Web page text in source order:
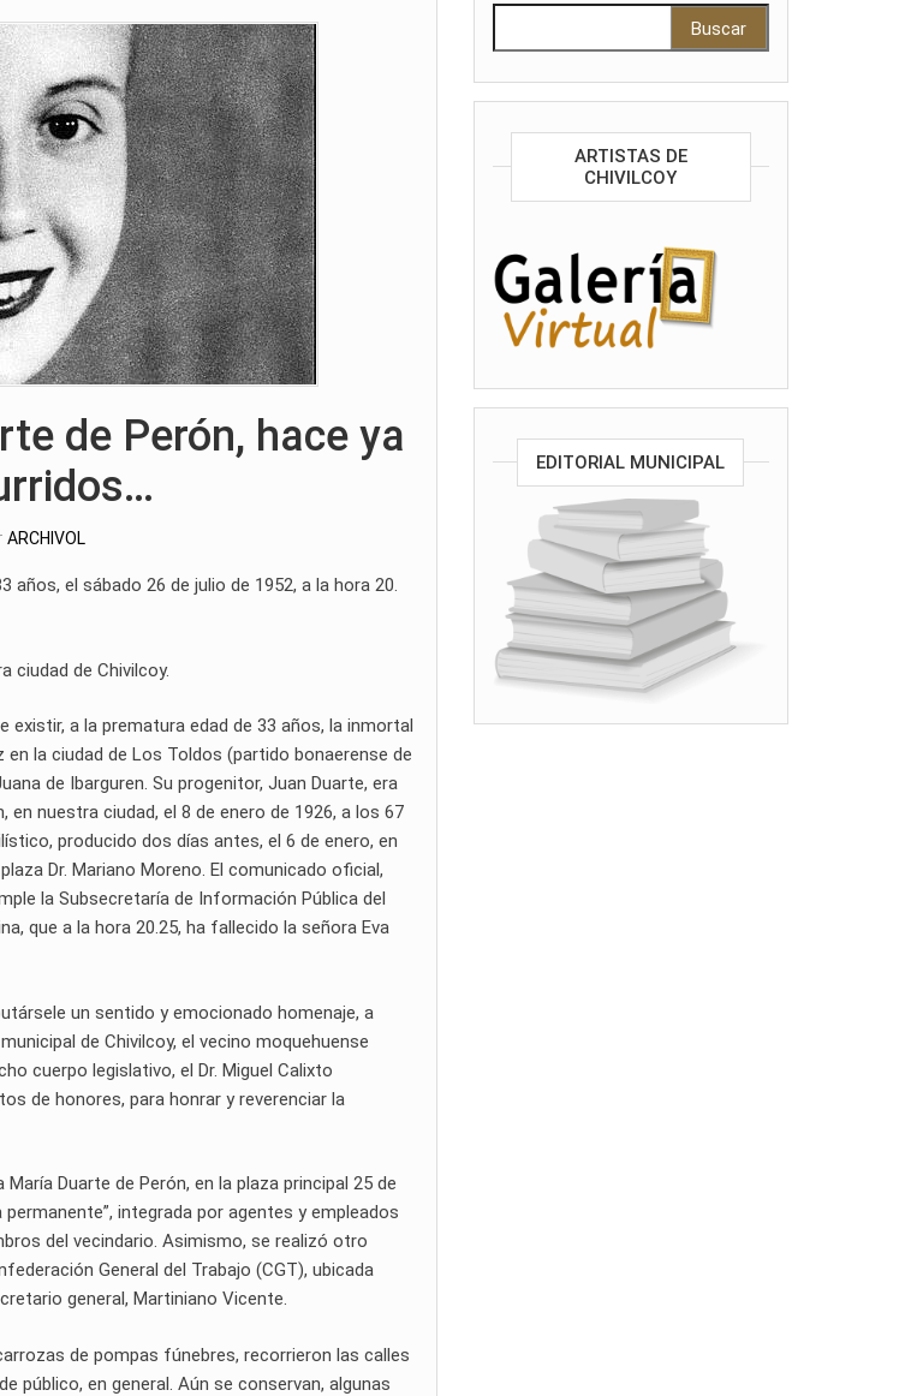
de Perón, hace ya
ARCHIVOL
años, el sábado 26 de julio de 1952, a la hora 20.
ciudad de Chivilcoy.
existir, a la prematura edad de 33 años, la inmortal
en la ciudad de Los Toldos (partido bonaerense de
de Ibarguren. Su progenitor, Juan Duarte, era
nuestra ciudad, el 8 de enero de 1926, a los 67
producido dos días antes, el 6 de enero, en
Dr. Mariano Moreno. El comunicado oficial,
la Subsecretaría de Información Pública del
que a la hora 20.25, ha fallecido la señora Eva
un sentido y emocionado homenaje, a
de Chivilcoy, el vecino moquehuense
cuerpo legislativo, el Dr. Miguel Calixto
de honores, para honrar y reverenciar la
Duarte de Perón, en la plaza principal 25 de
integrada por agentes y empleados
del vecindario. Asimismo, se realizó otro
General del Trabajo (CGT), ubicada
general, Martiniano Vicente.
de pompas fúnebres, recorrieron las calles
público, en general. Aún se conservan, algunas
ARTISTAS DE
CHIVILCOY
EDITORIAL MUNICIPAL